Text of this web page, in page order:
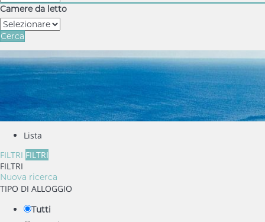
Camere da letto
Cerca
Lista
FILTRI FILTRI
FILTRI
Nuova ricerca
TIPO DI ALLOGGIO
Tutti